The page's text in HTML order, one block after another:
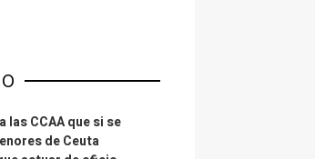
las CCAA que si se
de Ceuta